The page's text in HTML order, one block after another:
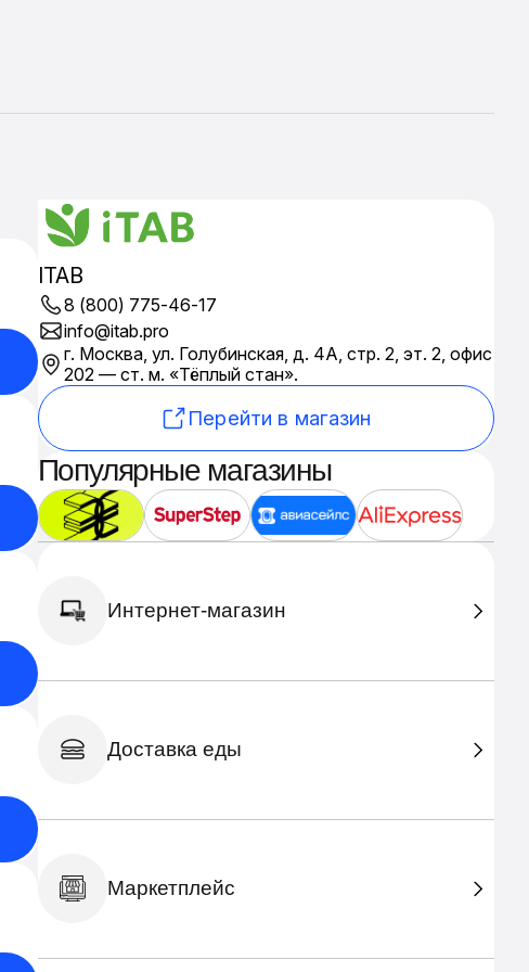
ITAB
8 (800) 775-46-17
info@itab.pro
г. Москва, ул. Голубинская, д. 4А, стр. 2, эт. 2, офис
202 — ст. м. «Тёплый стан».
Перейти в магазин
Популярные магазины
Интернет-магазин
Доставка еды
Маркетплейс